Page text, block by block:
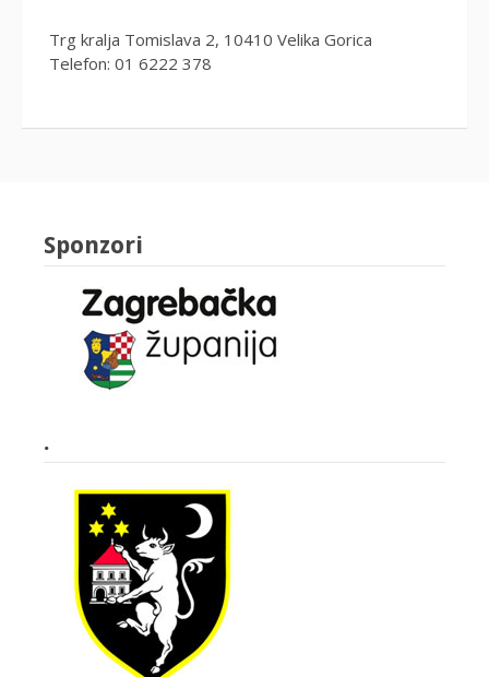
Trg kralja Tomislava 2, 10410 Velika Gorica
Telefon: 01 6222 378
Sponzori
.